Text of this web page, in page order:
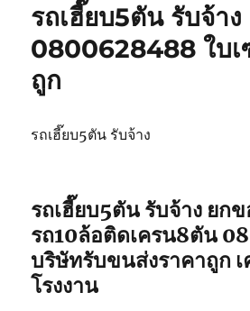
รถเฮี๊ยบ5ตัน รับจ้า
0800628488 ใบเ
ถูก
รถเฮี๊ยบ5ตัน รับจ้าง
รถเฮี๊ยบ5ตัน รับจ้าง ยก
รถ10ล้อติดเครน8ตัน
บริษัทรับขนส่งราคาถูก เ
โรงงาน